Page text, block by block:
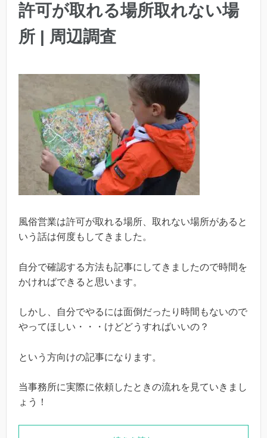
許可が取れる場所取れない場
所 | 周辺調査
風俗営業は許可が取れる場所、取れない場所があると
いう話は何度もしてきました。
自分で確認する方法も記事にしてきましたので時間を
かければできると思います。
しかし、自分でやるには面倒だったり時間もないので
やってほしい・・・けどどうすればいいの？
という方向けの記事になります。
当事務所に実際に依頼したときの流れを見ていきまし
ょう！